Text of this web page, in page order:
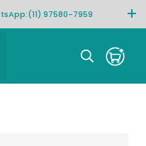
(11) 97580-7959